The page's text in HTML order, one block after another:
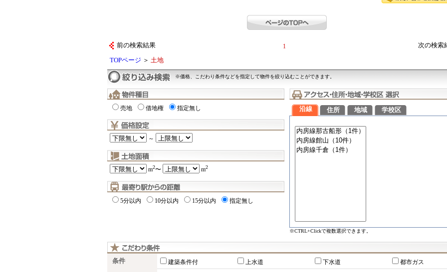
前の検索結果 1 次の検
TOPページ ＞ 土地
※価格、こだわり条件などを指定して物件を絞り込むことができます。
売地 借地権 指定無し
～
m2〜 m2
5分以内 10分以内 15分以内 指定無し
沿線 住所 地域 学校区
※CTRL+Clickで複数選択できます。
条件 建築条件付 上水道 下水道 都市ガス